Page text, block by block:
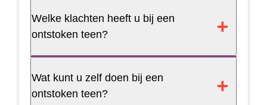
Welke klachten heeft u bij een
ontstoken teen?
Wat kunt u zelf doen bij een
ontstoken teen?